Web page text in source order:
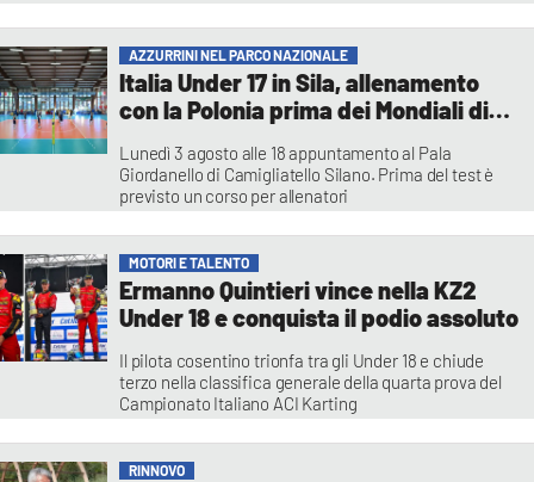
Eccellenza
Vincenzo Primerano
AZZURRINI NEL PARCO NAZIONALE
Italia Under 17 in Sila, allenamento
con la Polonia prima dei Mondiali di
Lunedì 3 agosto alle 18 appuntamento al Pala
Giordanello di Camigliatello Silano. Prima del test è
previsto un corso per allenatori
MOTORI E TALENTO
Ermanno Quintieri vince nella KZ2
Under 18 e conquista il podio assoluto
Il pilota cosentino trionfa tra gli Under 18 e chiude
terzo nella classifica generale della quarta prova del
Campionato Italiano ACI Karting
RINNOVO